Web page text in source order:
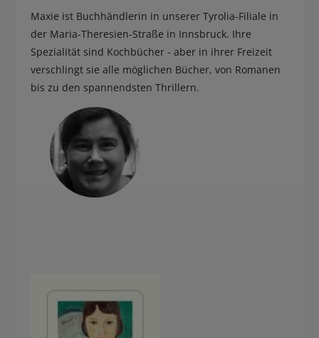
Maxie ist Buchhändlerin in unserer Tyrolia-Filiale in
der Maria-Theresien-Straße in Innsbruck. Ihre
Spezialität sind Kochbücher - aber in ihrer Freizeit
verschlingt sie alle möglichen Bücher, von Romanen
bis zu den spannendsten Thrillern.